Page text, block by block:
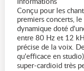
Informations
Conçu pour les
premiers concerts,
dynamique doté
entre 80 Hz et 12
précise de la voix.
qu'efficace en
super-cardioid très